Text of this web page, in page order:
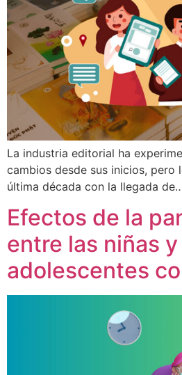
La industria editorial ha
cambios desde sus inicios, pero
última década con la llegada
Efectos de la
entre las niñas y
adolescentes